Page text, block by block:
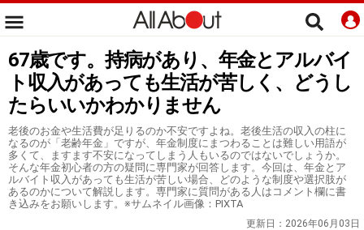
67歳です。持病があり、年金とアルバイ
ト収入があっても生活が苦しく、どうし
たらいいかわかりません
老後のお金や生活費が足りるのか不安ですよね。老後生活の収入の柱に
なるのが「老齢年金」ですが、年金制度にまつわることは難しい用語が
多くて、ますます不安になってしまう人もいるのではないでしょうか。
そんな年金初心者の方の疑問に専門家が回答します。今回は、年金とア
ルバイト収入があっても生活が苦しい場合、どのような制度や選択肢が
あるのかについて解説します。専門家に質問がある人はコメント欄に書
き込みをお願いします。※サムネイル画像：PIXTA
更新日： 2026年06月03日